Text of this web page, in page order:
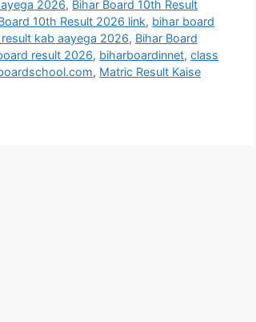
2026, Bihar Board 10th Result
10th Result 2026 link, bihar board
kab aayega 2026, Bihar Board
result 2026, biharboardinnet, class
, Matric Result Kaise